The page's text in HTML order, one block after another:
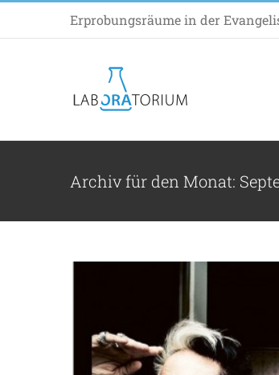
Erprobungsräume in der
Archiv für den Monat: